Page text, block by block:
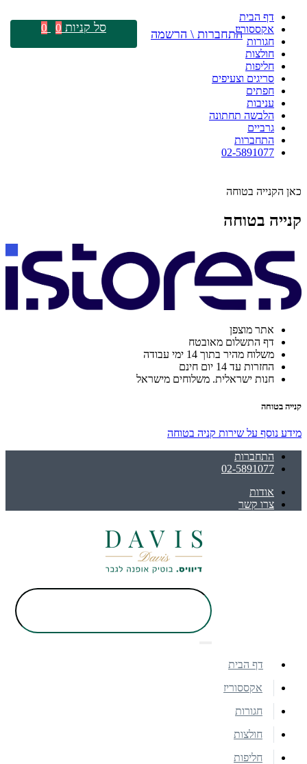
דף הבית
אקססוריז
חגורות
חולצות
חליפות
סריגים וצעיפים
חפתים
עניבות
הלבשה תחתונה
גרביים
התחברות
02-5891077
כאן הקנייה בטוחה
קנייה בטוחה
אתר מוצפן
דף התשלום מאובטח
משלוח מהיר בתוך 14 ימי עבודה
החזרות עד 14 יום חינם
חנות ישראלית. משלוחים מישראל
קנייה בטוחה
מידע נוסף על שירות קניה בטוחה
התחברות
02-5891077
אודות
צרו קשר
התחברות \ הרשמה סל קניות 0
0
דף הבית
אקססוריז
חגורות
חולצות
חליפות